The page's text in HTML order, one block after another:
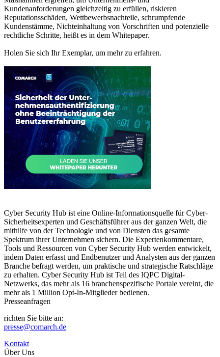
Kundenanforderungen gleichzeitig zu erfüllen, riskieren
Reputationsschäden, Wettbewerbsnachteile, schrumpfende
Kundenstämme, Nichteinhaltung von Vorschriften und potenzielle
rechtliche Schritte, heißt es in dem Whitepaper.
Holen Sie sich Ihr Exemplar, um mehr zu erfahren.
Cyber Security Hub ist eine Online-Informationsquelle für Cyber-
Sicherheitsexperten und Geschäftsführer aus der ganzen Welt, die
mithilfe von der Technologie und von Diensten das gesamte
Spektrum ihrer Unternehmen sichern. Die Expertenkommentare,
Tools und Ressourcen von Cyber Security Hub werden entwickelt,
indem Daten erfasst und Endbenutzer und Analysten aus der ganzen
Branche befragt werden, um praktische und strategische Ratschläge
zu erhalten. Cyber Security Hub ist Teil des IQPC Digital-
Netzwerks, das mehr als 16 branchenspezifische Portale vereint, die
mehr als 1 Million Opt-In-Mitglieder bedienen.
Presseanfragen
richten Sie bitte an:
presse@comarch.de
Kontakt
Über Uns